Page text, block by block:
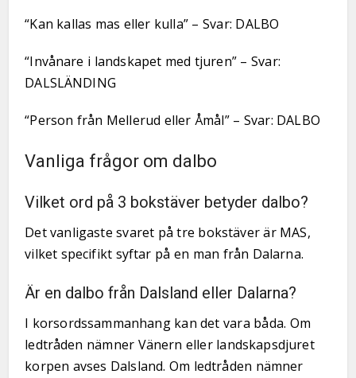
“Kan kallas mas eller kulla” – Svar: DALBO
“Invånare i landskapet med tjuren” – Svar:
DALSLÄNDING
“Person från Mellerud eller Åmål” – Svar: DALBO
Vanliga frågor om dalbo
Vilket ord på 3 bokstäver betyder dalbo?
Det vanligaste svaret på tre bokstäver är MAS,
vilket specifikt syftar på en man från Dalarna.
Är en dalbo från Dalsland eller Dalarna?
I korsordssammanhang kan det vara båda. Om
ledtråden nämner Vänern eller landskapsdjuret
korpen avses Dalsland. Om ledtråden nämner